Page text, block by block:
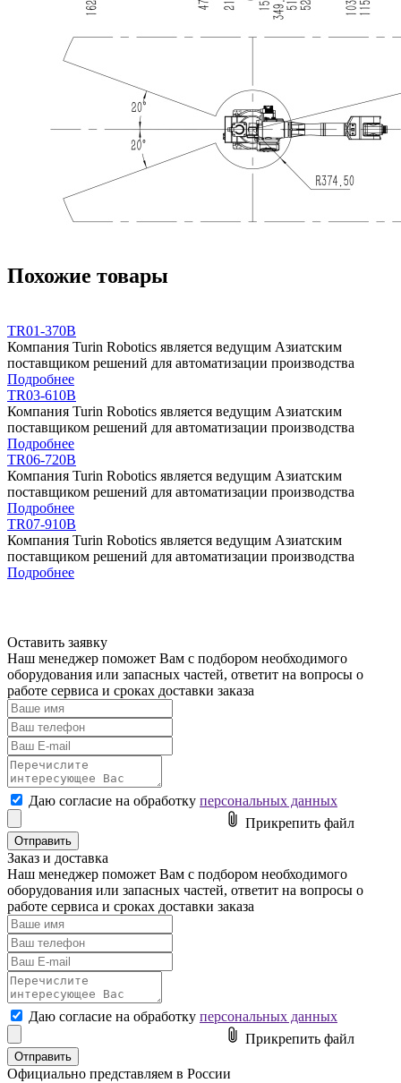
Похожие товары
TR01-370B
Компания Turin Robotics является ведущим Азиатским
поставщиком решений для автоматизации производства
Подробнее
TR03-610B
Компания Turin Robotics является ведущим Азиатским
поставщиком решений для автоматизации производства
Подробнее
TR06-720B
Компания Turin Robotics является ведущим Азиатским
поставщиком решений для автоматизации производства
Подробнее
TR07-910B
Компания Turin Robotics является ведущим Азиатским
поставщиком решений для автоматизации производства
Подробнее
Оставить заявку
Наш менеджер поможет Вам с подбором необходимого
оборудования или запасных частей, ответит на вопросы о
работе сервиса и сроках доставки заказа
Даю согласие на обработку персональных данных
Прикрепить файл
Заказ и доставка
Наш менеджер поможет Вам с подбором необходимого
оборудования или запасных частей, ответит на вопросы о
работе сервиса и сроках доставки заказа
Даю согласие на обработку персональных данных
Прикрепить файл
Официально представляем в России